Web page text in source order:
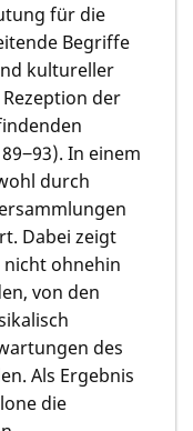
für die
Begriffe
kultureller
der
In einem
durch
Dabei zeigt
nicht ohnehin
von den
des
Als Ergebnis
die